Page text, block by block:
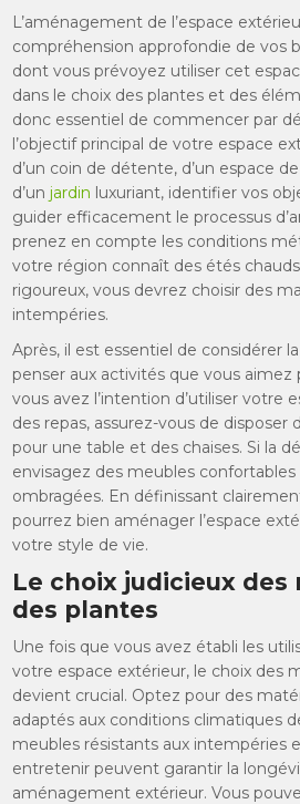
L’aménagement de l’espace
compréhension approfondie de vos
dont vous prévoyez utiliser cet
dans le choix des plantes et des
donc essentiel de commencer par
l’objectif principal de votre espace
d’un coin de détente, d’un espace
d’un jardin luxuriant, identifier vos
guider efficacement le processus
prenez en compte les conditions
votre région connaît des étés
rigoureux, vous devrez choisir des
intempéries.
Après, il est essentiel de considérer
penser aux activités que vous aimez
vous avez l’intention d’utiliser votre
des repas, assurez-vous de disposer
pour une table et des chaises. Si la
envisagez des meubles
ombragées. En définissant
pourrez bien aménager l’espace
votre style de vie.
Le choix judicieux des
des plantes
Une fois que vous avez établi les
votre espace extérieur, le choix des
devient crucial. Optez pour des
adaptés aux conditions climatiques
meubles résistants aux intempéries
entretenir peuvent garantir la
aménagement extérieur. Vous